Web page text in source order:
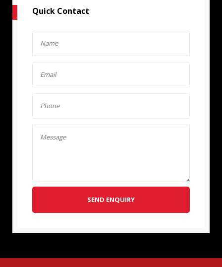
Quick Contact
SEND ENQUIRY